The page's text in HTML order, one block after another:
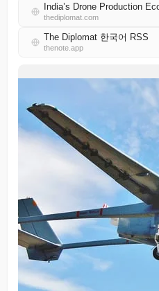
India’s Drone Production
thediplomat.com
The Diplomat 한국어 RSS
thenote.app